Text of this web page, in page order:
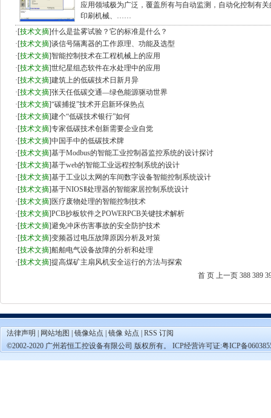
应用领域极为广泛，覆盖所有与自动监测，自动化控制有
印刷机械、……
·[技术文摘]什么是盐雾试验？它的标准是什么？
·[技术文摘]谈信号隔离器的工作原理、功能及选型
·[技术文摘]智能控制技术在工程机械上的应用
·[技术文摘]世纪星组态软件在水处理中的应用
·[技术文摘]建筑上的低碳技术日新月异
·[技术文摘]张天任低碳交通—绿色能源驱动世界
·[技术文摘]“碳捕捉”技术开启新环保热点
·[技术文摘]建个“低碳技术银行”如何
·[技术文摘]专家低碳技术创新需要企业自觉
·[技术文摘]中国手中的低碳技术牌
·[技术文摘]基于Modbus的智能工业控制器监控系统的设计探讨
·[技术文摘]基于web的智能工业远程控制系统的设计
·[技术文摘]基于工业以太网的车间数字设备智能控制系统设计
·[技术文摘]基于NIOSⅡ处理器的智能家居控制系统设计
·[技术文摘] 医疗废物处理的智能控制技术
·[技术文摘]PCB抄板软件之POWERPCB关键技术解析
·[技术文摘]避免冲床伤害事故的安全防护技术
·[技术文摘]变频器过电压故障原因分析及对策
·[技术文摘]船舶电气设备故障的分析和处理
·[技术文摘]提高煤矿主扇风机安全运行的方法与探索
首 页 上一页 388 389
法律声明 网站地图 镜像站点 镜像 站点
RSS 订阅
©2002-2020 广州若恒工控设备有限公司 版权所有。 ICP经营许可证:粤ICP备